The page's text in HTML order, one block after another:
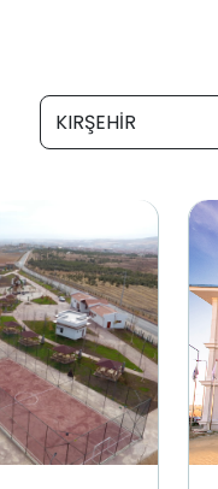
KIRŞEHİR